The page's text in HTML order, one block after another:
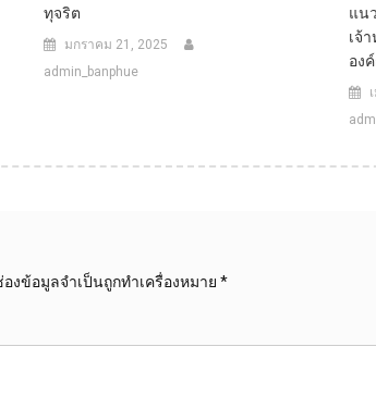
ทุจริต
มกราคม 21, 2025
admin_banphue
แน
เจ้
อง
องข้อมูลจำเป็นถูกทำเครื่องหมาย *